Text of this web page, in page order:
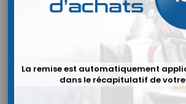
La remise est automatiquement
dans le récapitulatif de